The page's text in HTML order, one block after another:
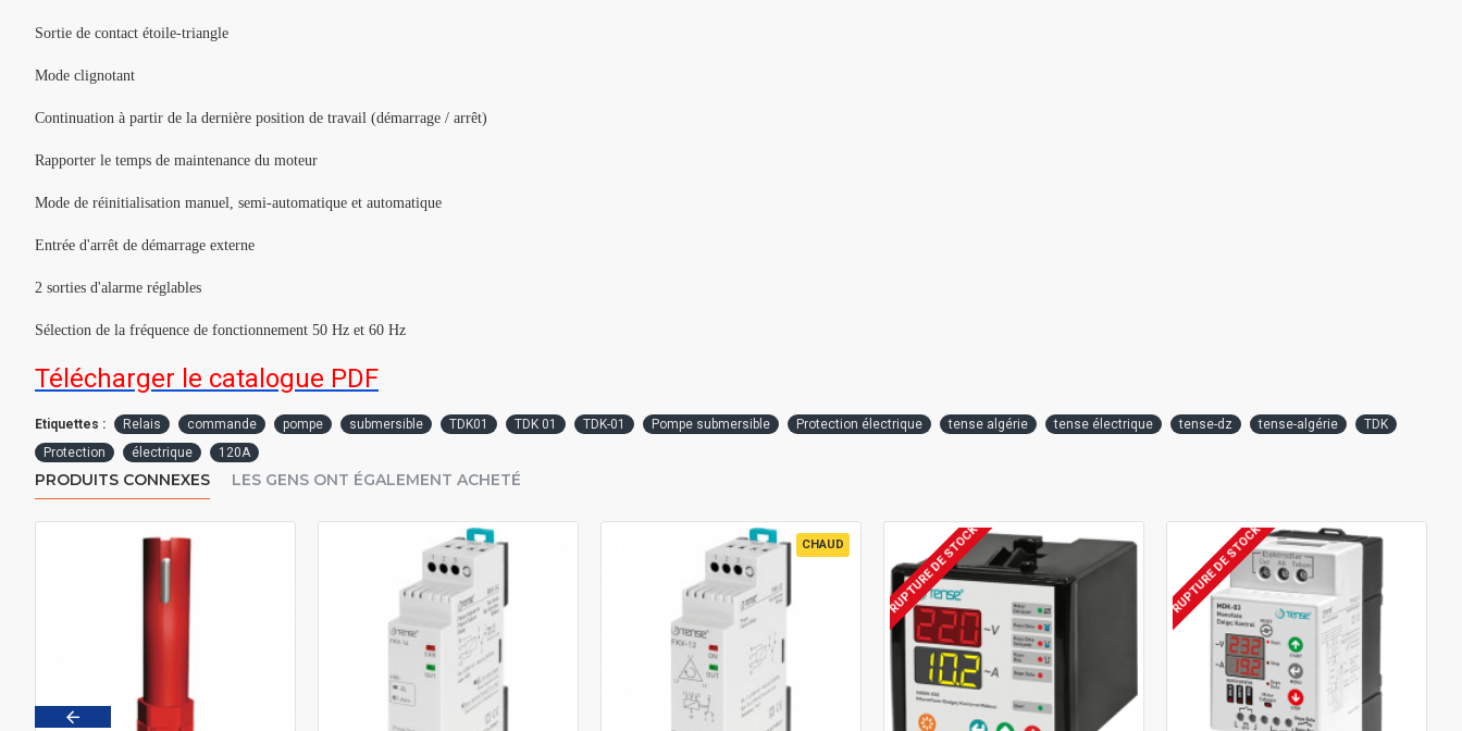
Sortie de contact étoile-triangle
Mode clignotant
Continuation à partir de la dernière position de travail (démarrage / arrêt)
Rapporter le temps de maintenance du moteur
Mode de réinitialisation manuel, semi-automatique et automatique
Entrée d'arrêt de démarrage externe
2 sorties d'alarme réglables
Sélection de la fréquence de fonctionnement 50 Hz et 60 Hz
Télécharger le catalogue PDF
Etiquettes : Relais commande pompe submersible TDK01 TDK 01 TDK-01 Pompe submersible Protection électrique tense algérie tense électrique tense-dz tense-algérie
TDK
Protection
électrique 120A
PRODUITS CONNEXES LES GENS ONT ÉGALEMENT ACHETÉ
CHAUD RUPTURE DE STOCK RUPTURE DE STOCK